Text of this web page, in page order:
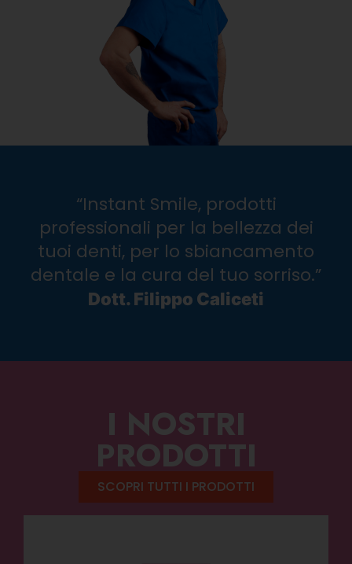
Kit sbiancamento dentale
CLICCA QUI
“Instant Smile, prodotti
professionali per la bellezza dei
tuoi denti, per lo sbiancamento
dentale e la cura del tuo sorriso.”
Dott. Filippo Caliceti
I NOSTRI
PRODOTTI
SCOPRI TUTTI I PRODOTTI